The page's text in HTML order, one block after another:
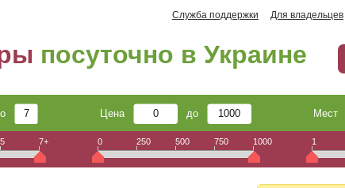
Служба поддержки Для владельцев
посуточно в Украине
Цена до Мест
5 7+ 0 250 500 750 1000 1